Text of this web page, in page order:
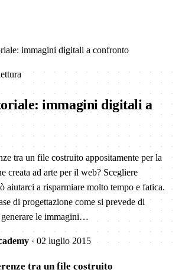
immagini digitali a confronto
immagini digitali a
tra un file costruito appositamente per la
creata ad arte per il web? Scegliere
aiutarci a risparmiare molto tempo e fatica.
di progettazione come si prevede di
le immagini…
· 02 luglio 2015
tra un file costruito